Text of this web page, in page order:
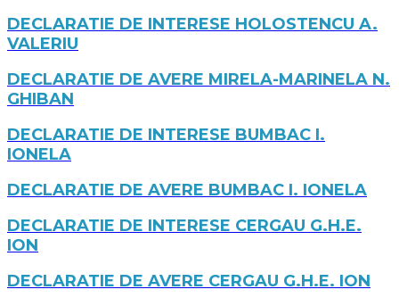
DECLARATIE DE INTERESE HOLOSTENCU A.
VALERIU
DECLARATIE DE AVERE MIRELA-MARINELA N.
GHIBAN
DECLARATIE DE INTERESE BUMBAC I.
IONELA
DECLARATIE DE AVERE BUMBAC I. IONELA
DECLARATIE DE INTERESE CERGAU G.H.E.
ION
DECLARATIE DE AVERE CERGAU G.H.E. ION